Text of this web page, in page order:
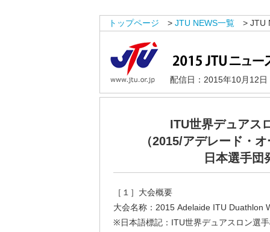
トップページ > JTU NEWS一覧 > JTU
配信日：2015年10月12日
ITU世界デュアス
（2015/アデレード・
日本選手団
［１］大会概要
大会名称：2015 Adelaide ITU Duathlon
※日本語標記：ITU世界デュアスロン選